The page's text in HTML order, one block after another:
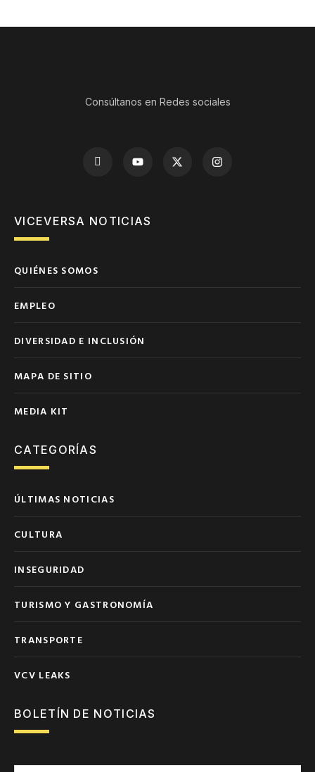
Consúltanos en Redes sociales
VICEVERSA NOTICIAS
QUIÉNES SOMOS
EMPLEO
DIVERSIDAD E INCLUSIÓN
MAPA DE SITIO
MEDIA KIT
CATEGORÍAS
ÚLTIMAS NOTICIAS
CULTURA
INSEGURIDAD
TURISMO Y GASTRONOMÍA
TRANSPORTE
VCV LEAKS
BOLETÍN DE NOTICIAS